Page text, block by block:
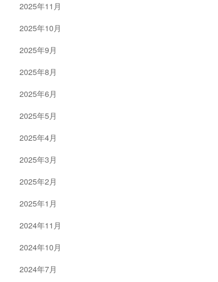
2025年11月
2025年10月
2025年9月
2025年8月
2025年6月
2025年5月
2025年4月
2025年3月
2025年2月
2025年1月
2024年11月
2024年10月
2024年7月